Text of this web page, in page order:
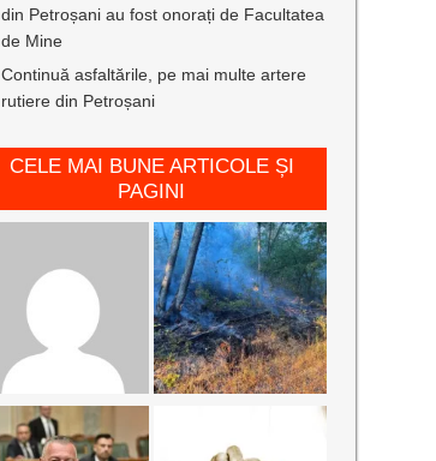
din Petroșani au fost onorați de Facultatea
de Mine
Continuă asfaltările, pe mai multe artere
rutiere din Petroșani
CELE MAI BUNE ARTICOLE ȘI
PAGINI